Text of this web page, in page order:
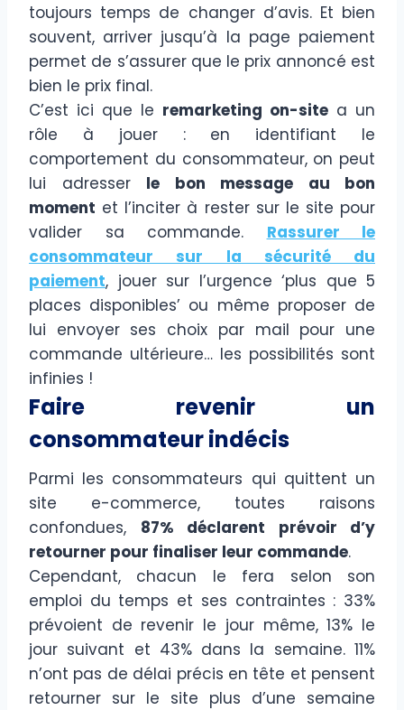
toujours temps de changer d’avis. Et bien
souvent, arriver jusqu’à la page paiement
permet de s’assurer que le prix annoncé est
bien le prix final.
C’est ici que le remarketing on-site a un
rôle à jouer : en identifiant le
comportement du consommateur, on peut
lui adresser le bon message au bon
moment et l’inciter à rester sur le site pour
valider sa commande. Rassurer le
consommateur sur la sécurité du
paiement, jouer sur l’urgence ‘plus que 5
places disponibles’ ou même proposer de
lui envoyer ses choix par mail pour une
commande ultérieure… les possibilités sont
infinies !
Faire revenir un
consommateur indécis
Parmi les consommateurs qui quittent un
site e-commerce, toutes raisons
confondues, 87% déclarent prévoir d’y
retourner pour finaliser leur commande.
Cependant, chacun le fera selon son
emploi du temps et ses contraintes : 33%
prévoient de revenir le jour même, 13% le
jour suivant et 43% dans la semaine. 11%
n’ont pas de délai précis en tête et pensent
retourner sur le site plus d’une semaine